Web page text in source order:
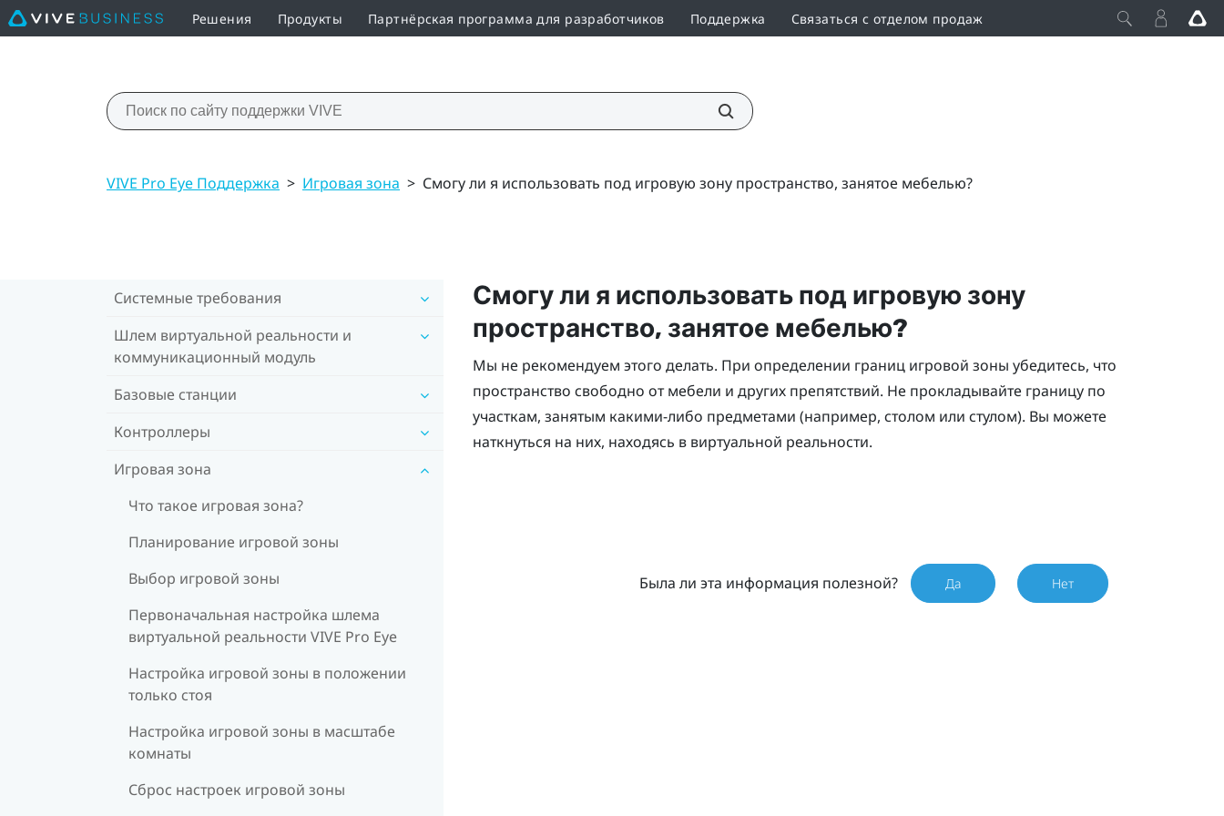
Решения Продукты Партнёрская программа для разработчиков Поддержка Связаться с отделом продаж
VIVE Pro Eye Поддержка > Игровая зона > Смогу ли я использовать под игровую зону пространство, занятое мебелью?
Системные требования
Шлем виртуальной реальности и
коммуникационный модуль
Базовые станции
Контроллеры
Игровая зона
Что такое игровая зона?
Планирование игровой зоны
Выбор игровой зоны
Первоначальная настройка шлема
виртуальной реальности VIVE Pro Eye
Настройка игровой зоны в положении
только стоя
Настройка игровой зоны в масштабе
комнаты
Сброс настроек игровой зоны
Смогу ли я использовать под игровую зону
пространство, занятое мебелью?
Мы не рекомендуем этого делать. При определении границ игровой зоны убедитесь, что
пространство свободно от мебели и других препятствий. Не прокладывайте границу по
участкам, занятым какими-либо предметами (например, столом или стулом). Вы можете
наткнуться на них, находясь в виртуальной реальности.
Была ли эта информация полезной? Да Нет